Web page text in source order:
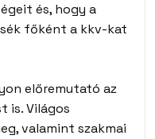
és, hogy a
főként a kkv-kat
előremutató az
is. Világos
valamint szakmai